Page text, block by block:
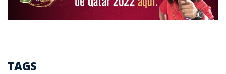
TAGS